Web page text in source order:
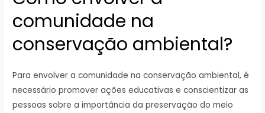
comunidade na
conservação ambiental?
Para envolver a comunidade na conservação ambiental, é
necessário promover ações educativas e conscientizar as
pessoas sobre a importância da preservação do meio